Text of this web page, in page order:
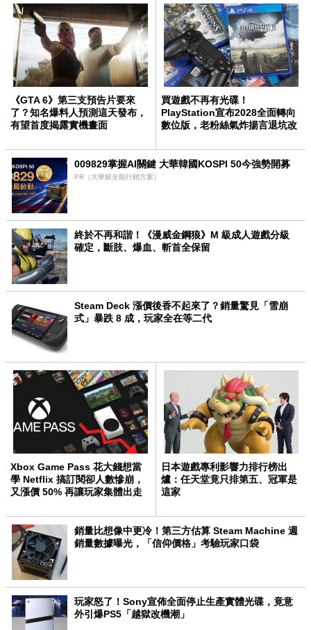
《GTA 6》第三支預告片要來
了？知名爆料人預測這天發布，
有望首度揭露實機畫面
買遊戲不再有光碟！
PlayStation宣布2028全面轉向
數位版，老粉絲氣炸揚言退坑改
009829掌握AI關鍵 大華韓國KOSPI 50今強勢開募
PR（大華銀全能行銷方案）
終於不再和諧！《漫威金鋼狼》M 級成人遊戲分級
確定，斷肢、爆血、斬首全保留
Steam Deck 漲價後香不起來了？銷量驚見「雪崩
式」暴跌 8 成，玩家全在等二代
Xbox Game Pass 花大錢想當
學 Netflix 搞訂閱卻人數慘崩，
又漲價 50% 再讓玩家集體出走
日本遊戲專利影響力排行榜出
爐：任天堂竟只排第五、冠軍是
這家
銷量比想像中更冷！第三方估算 Steam Machine 週
銷量數據曝光，「信仰價格」考驗玩家口袋
玩家怒了！Sony宣佈全面停止生產實體光碟，竟意
外引爆PS5「越獄改機潮」